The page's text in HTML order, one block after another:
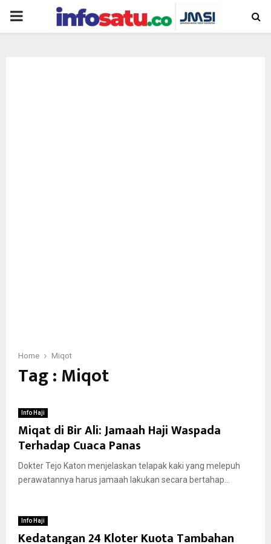
PRIMARY
Home Miqot
Tag : Miqot
Info Haji
Miqat di Bir Ali: Jamaah Haji Waspada
Terhadap Cuaca Panas
Dokter Tejo Katon menjelaskan telapak kaki yang melepuh
perawatannya harus jamaah lakukan secara bertahap...
Info Haji
Kedatangan 24 Kloter Kuota Tambahan